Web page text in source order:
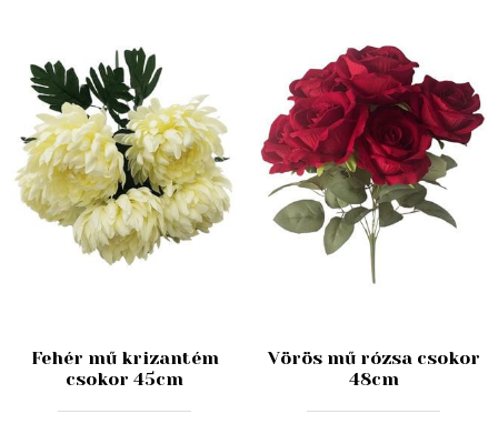
Fehér mű krizantém
csokor 45cm
Vörös mű rózsa csokor
48cm